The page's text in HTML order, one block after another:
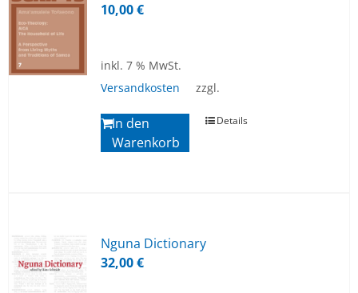
10,00€
inkl. 7 % MwSt.
zzgl.
Versandkosten
In den
Warenkorb
Details
Ngu­na Dic­tion­a­ry
32,00€